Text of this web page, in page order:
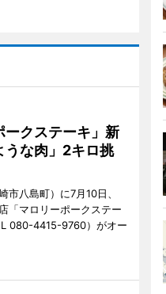
ークステーキ」新
な肉」2キロ挑
市八島町）に7月10日、
「マロリーポークステー
080-4415-9760）がオー